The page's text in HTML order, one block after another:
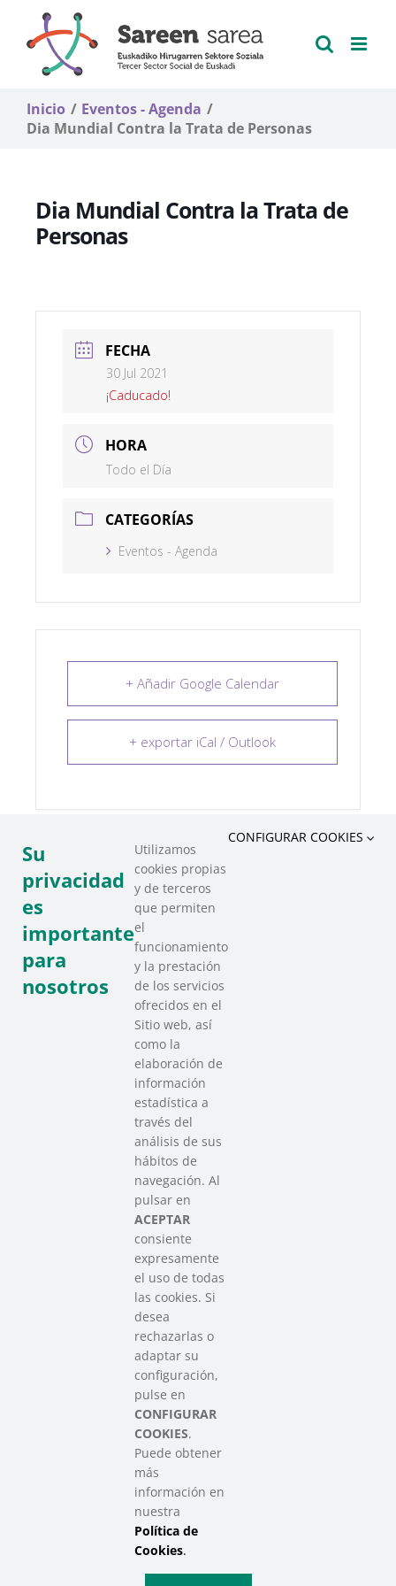
contenido
Inicio
Eventos - Agenda
Dia Mundial Contra la Trata de Personas
Dia Mundial Contra la Trata de
Personas
FECHA
30 Jul 2021
¡Caducado!
HORA
Todo el Día
CATEGORÍAS
Eventos - Agenda
+ Añadir Google Calendar
+ exportar iCal / Outlook
COMPARTIR ESTE EVENTO
SAREEN SAREA
Asociación que agrupa a las redes
del Tercer Sector Social en Euskadi
Contacto
info@sareensarea.eu
Iparraguirre, 9 lonja – 48009 Bilbao
946 569 230
Colabora
SAREEN SAREA Euskadiko Hirugarren Sektore Soziala – Tercer
Sector Social de Euskadi
Política de Privacidad|Política de Cookies
Su
privacidad
es
importante
para
nosotros
Utilizamos
cookies propias
y de terceros
que permiten
el
funcionamiento
y la prestación
de los servicios
ofrecidos en el
Sitio web, así
como la
elaboración de
información
estadística a
través del
análisis de sus
hábitos de
navegación. Al
pulsar en
ACEPTAR
consiente
expresamente
el uso de todas
las cookies. Si
desea
rechazarlas o
adaptar su
configuración,
pulse en
CONFIGURAR
COOKIES.
Puede obtener
más
información en
nuestra
Política de
Cookies.
CONFIGURAR COOKIES